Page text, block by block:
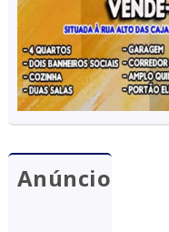
Anúncio